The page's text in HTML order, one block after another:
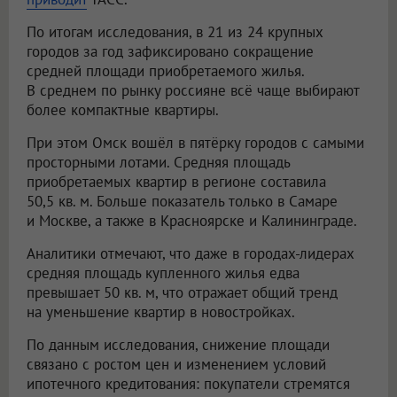
По итогам исследования, в 21 из 24 крупных
городов за год зафиксировано сокращение
средней площади приобретаемого жилья.
В среднем по рынку россияне всё чаще выбирают
более компактные квартиры.
При этом Омск вошёл в пятёрку городов с самыми
просторными лотами. Средняя площадь
приобретаемых квартир в регионе составила
50,5 кв. м. Больше показатель только в Самаре
и Москве, а также в Красноярске и Калининграде.
Аналитики отмечают, что даже в городах-лидерах
средняя площадь купленного жилья едва
превышает 50 кв. м, что отражает общий тренд
на уменьшение квартир в новостройках.
По данным исследования, снижение площади
связано с ростом цен и изменением условий
ипотечного кредитования: покупатели стремятся